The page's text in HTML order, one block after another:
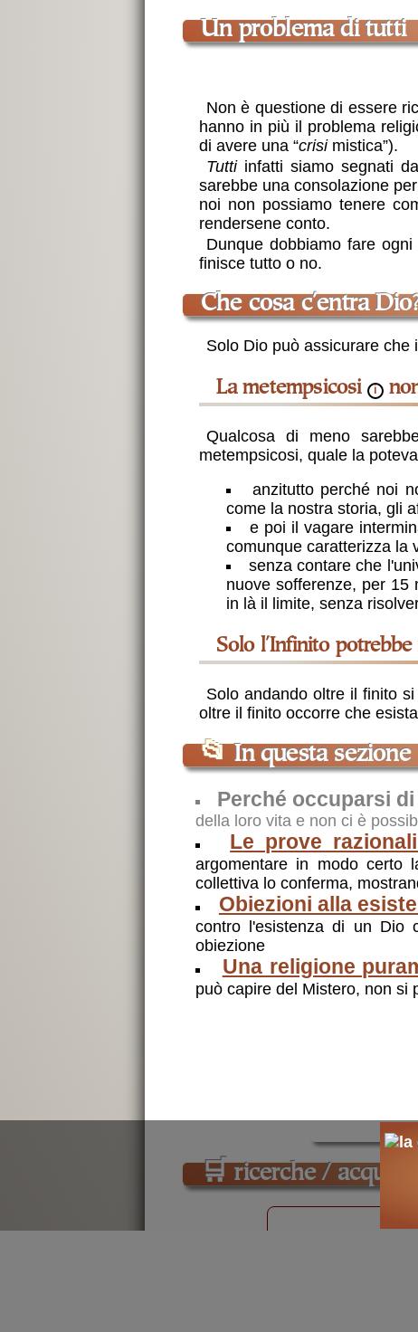
Un problema di tutti
Non è questione di essere
hanno in più il problema
di avere una “crisimistica”).
Tuttiinfatti siamo segnati
sarebbe una consolazione
noi non possiamo tenere
rendersene conto.
Dunque dobbiamo fare
finisce tutto o no.
che cosa c'entra
Solo Dio può assicurare che
La metempsicosi ℹ
Qualcosa di meno
metempsicosi, quale la
anzitutto perché noi
come la nostra storia, gli
e poi il vagare
comunque caratterizza la
senza contare che
nuove sofferenze, per 15
in là il limite, senza
solo l'Infinito
Solo andando oltre il finito
oltre il finito occorre che
📂 In questa sezione
Perché occuparsi di
della loro vita e non ci è
Le prove
argomentare in modo certo
collettiva lo conferma,
Obiezioni alla
contro l'esistenza di un Dio
obiezione
Una religione
può capire del Mistero, non si
🛒 ricerche / acquisti